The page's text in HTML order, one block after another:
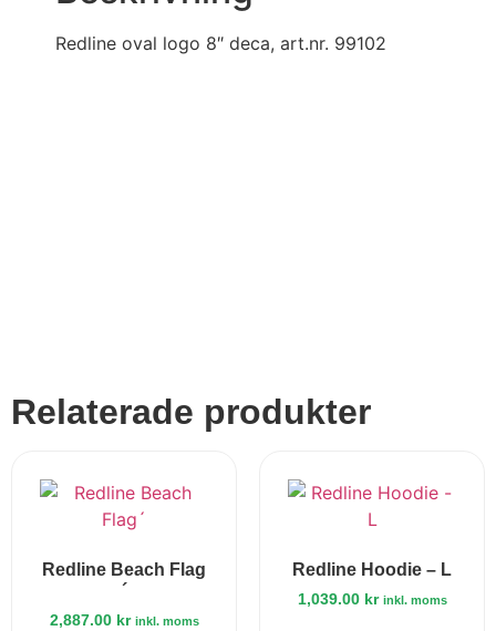
Redline oval logo 8″ deca, art.nr. 99102
Relaterade produkter
Redline Beach Flag
´
2,887.00 kr inkl. moms
Redline Hoodie – L
1,039.00 kr inkl. moms